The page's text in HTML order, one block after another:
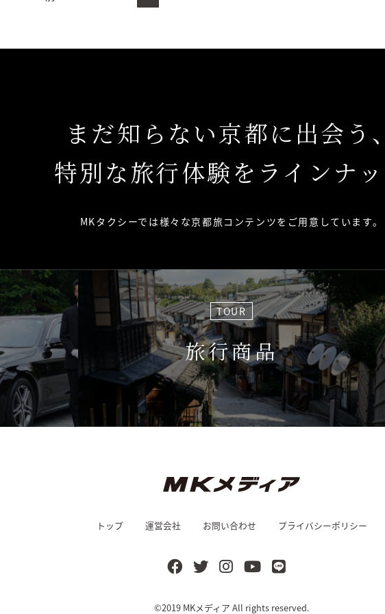
まだ知らない京都に出会う
特別な旅行体験をラインナ
MKタクシーでは様々な京都旅コンテンツを ご用意しています。
TOUR
旅行商品
トップ 運営会社 お問い合わせ プライバシーポリシー
©2019 MKメディア All rights reserved.